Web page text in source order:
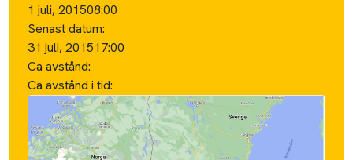
1 juli, 201508:00
Senast datum:
31 juli, 201517:00
Ca avstånd:
Ca avstånd i tid: